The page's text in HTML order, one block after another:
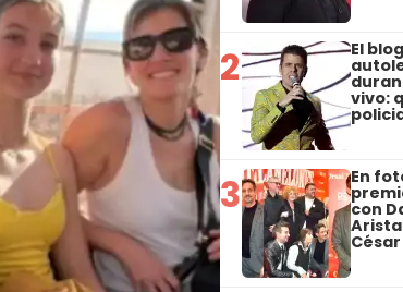
2 El
vivo:
3 En
con